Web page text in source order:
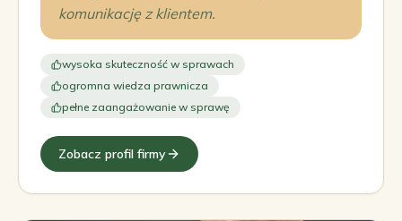
komunikację z klientem.
wysoka skuteczność w sprawach
ogromna wiedza prawnicza
pełne zaangażowanie w sprawę
Zobacz profil firmy